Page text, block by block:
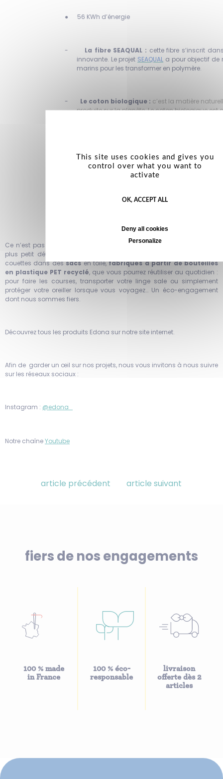
● 56 KWh d’énergie
- La fibre SEAQUAL : cette fibre s’inscrit
innovante. Le projet SEAQUAL a pour objectif de
marins pour les transformer en polymère.
- Le coton biologique : c’est la matière
produite sur la planète. Le coton biologique est
-La fibre recyclée :c’est le résultat
(Polytéréphtalate d'Éthylène). Adopter des
Ce n’est pas tout ! Parce que chez Edona, notre engagement va au
plus petit détail, nous avons choisi d’emballer nos oreillers et nos
couettes dans dessacsen toile,fabriqués à partir de bouteilles
en plastique PET recyclé, que vous pourrez réutiliser au quotidien :
pour faire les courses, transporter votre linge sale ou simplement
protéger votre oreiller lorsque vous voyagez… Un éco-engagement
dont nous sommes fiers.
Découvrez tous les produits Edona sur notre site internet.
Afin de garder un œil sur nos projets, nous vous invitons à nous suivre
sur les réseaux sociaux :
Instagram : @edona_
Notre chaîneYoutube
article précédent article suivant
fiers de nos engagements
100 % made
in France
100 % éco-
responsable
livraison
offerte dès 2
articles
This site uses cookies and gives you
control over what you want to
activate
OK, ACCEPT ALL
Deny all cookies
Personalize